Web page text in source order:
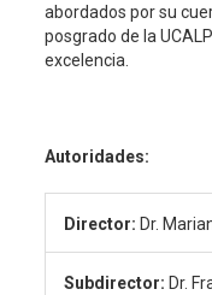
abordados por su
posgrado de la
excelencia.
Autoridades:
Director: Dr.
Subdirector: Dr.